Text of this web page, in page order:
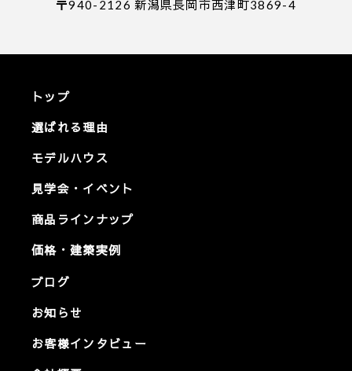
〒940-2126 新潟県長岡市西津町3869-4
トップ
選ばれる理由
モデルハウス
見学会・イベント
商品ラインナップ
価格・建築実例
ブログ
お知らせ
お客様インタビュー